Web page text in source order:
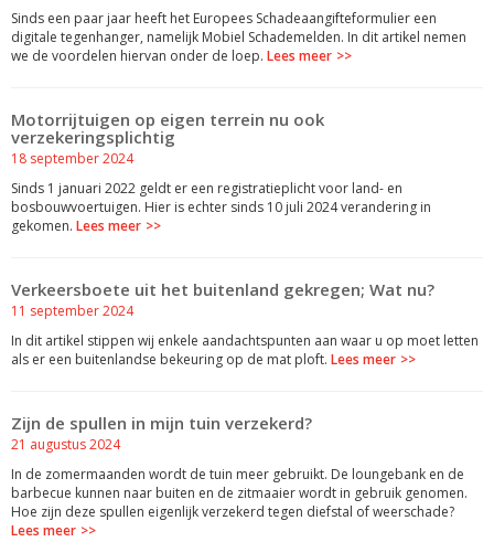
Sinds een paar jaar heeft het Europees Schadeaangifteformulier een
digitale tegenhanger, namelijk Mobiel Schademelden. In dit artikel nemen
we de voordelen hiervan onder de loep. Lees meer
Motorrijtuigen op eigen terrein nu ook
verzekeringsplichtig
18 september 2024
Sinds 1 januari 2022 geldt er een registratieplicht voor land- en
bosbouwvoertuigen. Hier is echter sinds 10 juli 2024 verandering in
gekomen. Lees meer
Verkeersboete uit het buitenland gekregen; Wat nu?
11 september 2024
In dit artikel stippen wij enkele aandachtspunten aan waar u op moet letten
als er een buitenlandse bekeuring op de mat ploft. Lees meer
Zijn de spullen in mijn tuin verzekerd?
21 augustus 2024
In de zomermaanden wordt de tuin meer gebruikt. De loungebank en de
barbecue kunnen naar buiten en de zitmaaier wordt in gebruik genomen.
Hoe zijn deze spullen eigenlijk verzekerd tegen diefstal of weerschade?
Lees meer